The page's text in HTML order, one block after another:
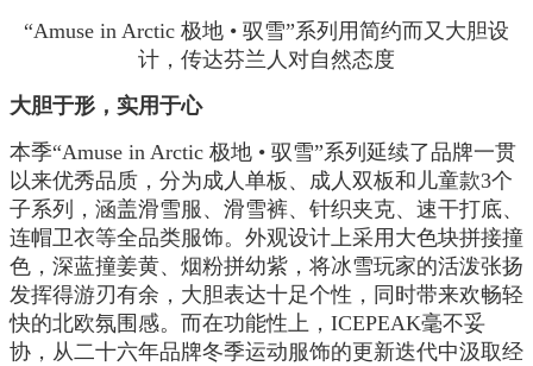
“Amuse in Arctic 极地 • 驭雪”系列用简约而又大胆设
计，传达芬兰人对自然态度
大胆于形，实用于心
本季“Amuse in Arctic 极地 • 驭雪”系列延续了品牌一贯
以来优秀品质，分为成人单板、成人双板和儿童款3个
子系列，涵盖滑雪服、滑雪裤、针织夹克、速干打底、
连帽卫衣等全品类服饰。外观设计上采用大色块拼接撞
色，深蓝撞姜黄、烟粉拼幼紫，将冰雪玩家的活泼张扬
发挥得游刃有余，大胆表达十足个性，同时带来欢畅轻
快的北欧氛围感。而在功能性上，ICEPEAK毫不妥
协，从二十六年品牌冬季运动服饰的更新迭代中汲取经